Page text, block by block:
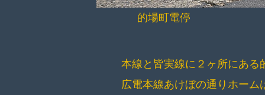
的場町電停 的
本線と皆実線に２ヶ所にあ
広電本線あけぼの通りホー